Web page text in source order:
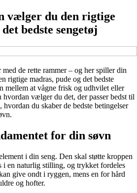
vælger du den rigtige
bedste sengetøj
de rette rammer – og her spiller din
rigtige madras, pude og det bedste
mellem at vågne frisk og udhvilet eller
vælger du det, der passer bedst til
du skaber de bedste betingelser
for din søvn
i din seng. Den skal støtte kroppen
i en naturlig stilling, og trykket fordeles
give ondt i ryggen, mens en for hård
og hofter.